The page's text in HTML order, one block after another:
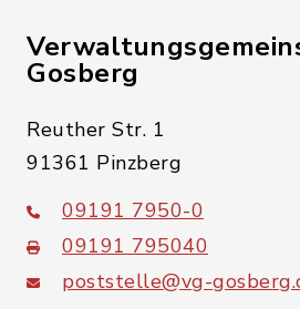
Gosberg
Reuther Str. 1
91361 Pinzberg
09191 7950-0
09191 795040
poststelle@vg-